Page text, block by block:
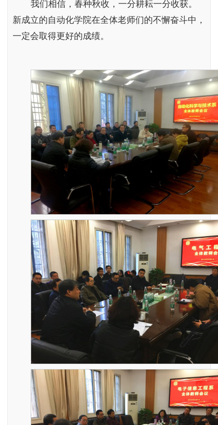
我们相信，春种秋收，一分耕耘一分收获。
新成立的自动化学院在全体老师们的不懈奋斗中，
一定会取得更好的成绩。